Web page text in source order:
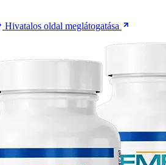
Hivatalos oldal meglátogatása